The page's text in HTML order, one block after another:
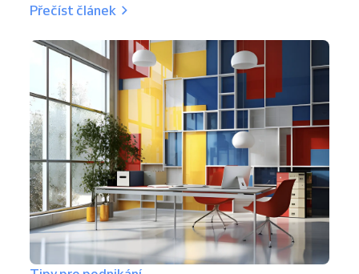
Přečíst článek